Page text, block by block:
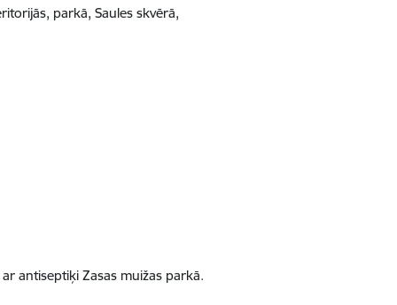
parkā, Saules skvērā,
antiseptiķi Zasas muižas parkā.